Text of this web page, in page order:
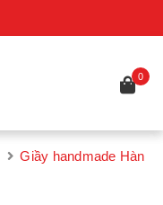
0
Giầy handmade Hàn